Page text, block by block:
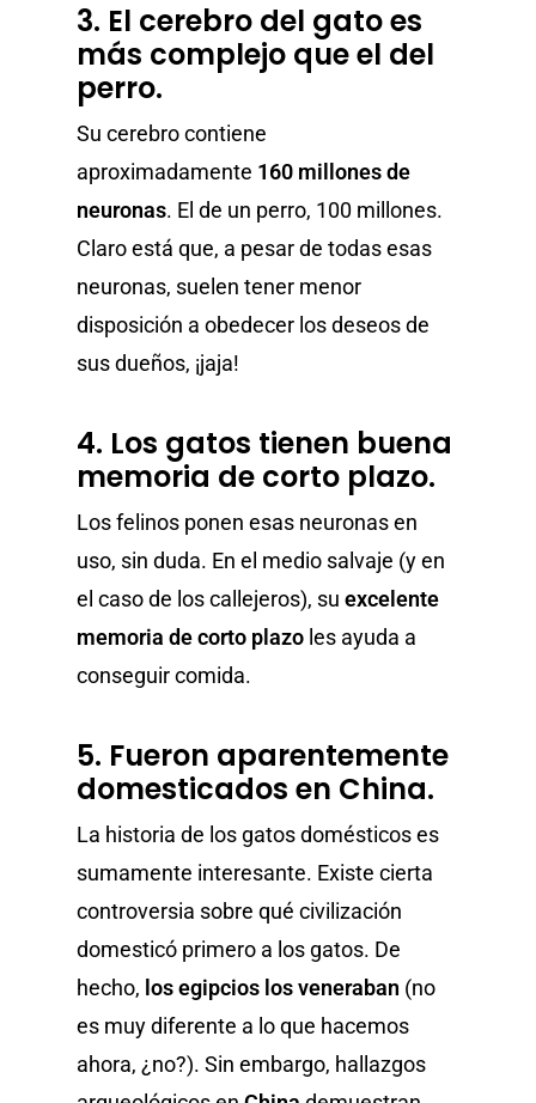
3. El cerebro del gato es
más complejo que el del
perro.
Su cerebro contiene
aproximadamente 160 millones de
neuronas. El de un perro, 100 millones.
Claro está que, a pesar de todas esas
neuronas, suelen tener menor
disposición a obedecer los deseos de
sus dueños, ¡jaja!
4. Los gatos tienen buena
memoria de corto plazo.
Los felinos ponen esas neuronas en
uso, sin duda. En el medio salvaje (y en
el caso de los callejeros), su excelente
memoria de corto plazo les ayuda a
conseguir comida.
5. Fueron aparentemente
domesticados en China.
La historia de los gatos domésticos es
sumamente interesante. Existe cierta
controversia sobre qué civilización
domesticó primero a los gatos. De
hecho, los egipcios los veneraban (no
es muy diferente a lo que hacemos
ahora, ¿no?). Sin embargo, hallazgos